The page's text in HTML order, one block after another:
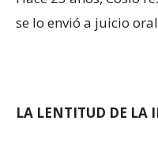
se lo envió a juicio
LA LENTITUD DE LA